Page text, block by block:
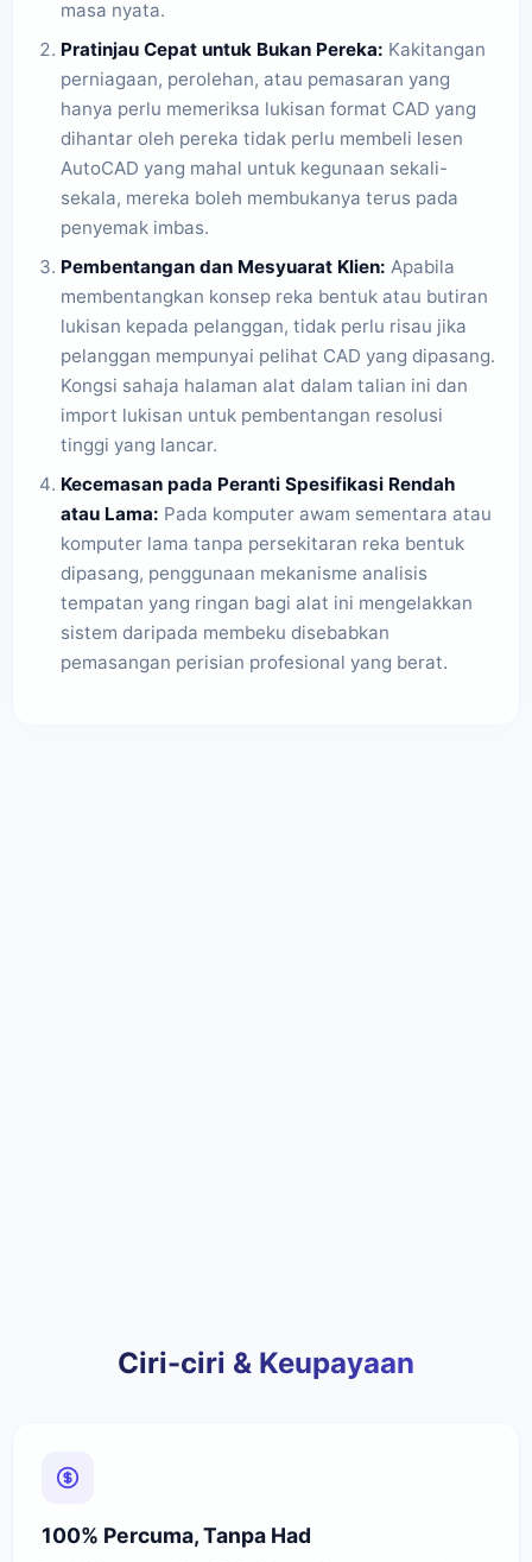
masa nyata.
Pratinjau Cepat untuk Bukan Pereka: Kakitangan
perniagaan, perolehan, atau pemasaran yang
hanya perlu memeriksa lukisan format CAD yang
dihantar oleh pereka tidak perlu membeli lesen
AutoCAD yang mahal untuk kegunaan sekali-
sekala, mereka boleh membukanya terus pada
penyemak imbas.
Pembentangan dan Mesyuarat Klien: Apabila
membentangkan konsep reka bentuk atau butiran
lukisan kepada pelanggan, tidak perlu risau jika
pelanggan mempunyai pelihat CAD yang dipasang.
Kongsi sahaja halaman alat dalam talian ini dan
import lukisan untuk pembentangan resolusi
tinggi yang lancar.
Kecemasan pada Peranti Spesifikasi Rendah
atau Lama: Pada komputer awam sementara atau
komputer lama tanpa persekitaran reka bentuk
dipasang, penggunaan mekanisme analisis
tempatan yang ringan bagi alat ini mengelakkan
sistem daripada membeku disebabkan
pemasangan perisian profesional yang berat.
Ciri-ciri & Keupayaan
100% Percuma, Tanpa Had